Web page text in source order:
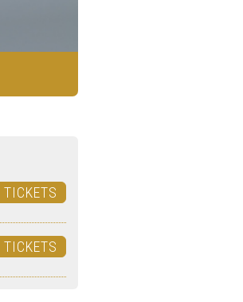
TICKETS
TICKETS